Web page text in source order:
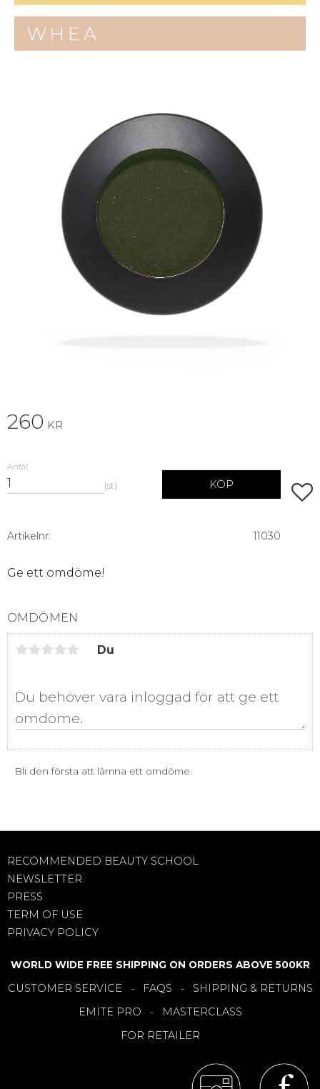
260 KR
Antal
st KÖP
Artikelnr 11030
Ge ett omdöme!
OMDÖMEN
Du
Bli den första att lämna ett omdöme.
RECOMMENDED BEAUTY SCHOOL
NEWSLETTER
PRESS
TERM OF USE
PRIVACY POLICY
WORLD WIDE FREE SHIPPING ON ORDERS ABOVE 500KR
CUSTOMER SERVICE - FAQS - SHIPPING & RETURNS
EMITE PRO -
MASTERCLASS
FOR RETAILER